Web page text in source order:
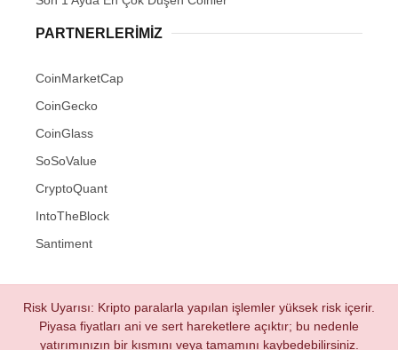
PARTNERLERIMIZ
CoinMarketCap
CoinGecko
CoinGlass
SoSoValue
CryptoQuant
IntoTheBlock
Santiment
Risk Uyarısı: Kripto paralarla yapılan işlemler yüksek risk içerir.
Piyasa fiyatları ani ve sert hareketlere açıktır; bu nedenle
yatırımınızın bir kısmını veya tamamını kaybedebilirsiniz.